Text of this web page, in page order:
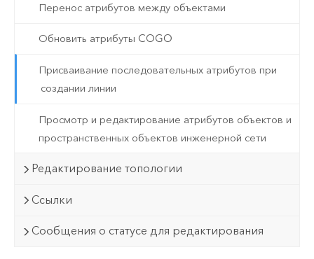
Перенос атрибутов между объектами
Обновить атрибуты COGO
Присваивание последовательных атрибутов при
создании линии
Просмотр и редактирование атрибутов объектов и
пространственных объектов инженерной сети
Редактирование топологии
Ссылки
Сообщения о статусе для редактирования